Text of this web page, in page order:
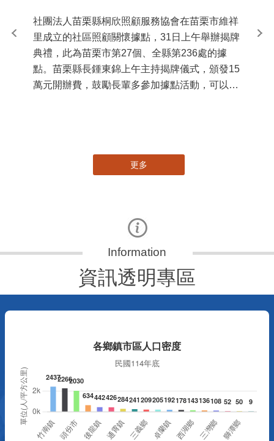
社團法人苗栗縣桐欣照顧服務協會在苗栗市維祥
里成立的社區照顧關懷據點，31日上午舉辦揭牌
典禮，此為苗栗市第27個、全縣第236處的據
點。苗栗縣長鍾東錦上午主持揭牌儀式，頒發15
萬元開辦費，鼓勵長輩多參加據點活動，可以更
苗
更多
資訊透明專區